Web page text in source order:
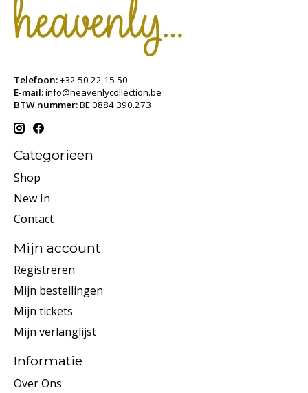
Telefoon:+32 50 22 15 50
E-mail:info@heavenlycollection.be
BTW nummer:BE 0884.390.273
Categorieën
Shop
New In
Contact
Mijn account
Registreren
Mijn bestellingen
Mijn tickets
Mijn verlanglijst
Informatie
Over Ons